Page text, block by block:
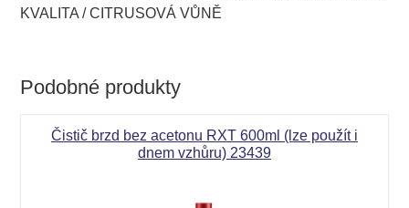
KVALITA / CITRUSOVÁ VŮNĚ
Podobné produkty
Čistič brzd bez acetonu RXT 600ml (lze použít i
dnem vzhůru) 23439